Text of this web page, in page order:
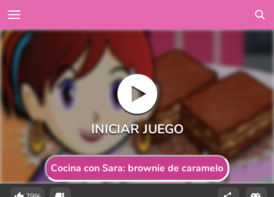
Cocina con Sara: brownie de caramelo